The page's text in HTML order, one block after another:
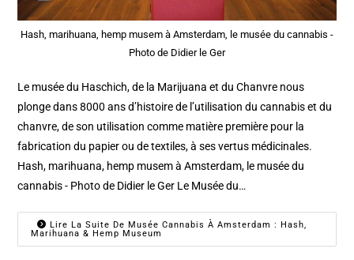
Hash, marihuana, hemp musem à Amsterdam, le musée du cannabis -
Photo de Didier le Ger
Le musée du Haschich, de la Marijuana et du Chanvre nous
plonge dans 8000 ans d’histoire de l’utilisation du cannabis et du
chanvre, de son utilisation comme matière première pour la
fabrication du papier ou de textiles, à ses vertus médicinales.
Hash, marihuana, hemp musem à Amsterdam, le musée du
cannabis - Photo de Didier le Ger Le Musée du…
Lire La Suite De Musée Cannabis À Amsterdam : Hash,
Marihuana & Hemp Museum